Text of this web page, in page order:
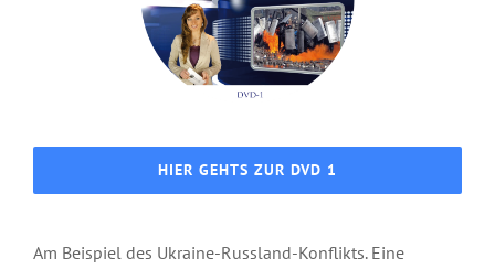
HIER GEHTS ZUR DVD 1
Am Beispiel des Ukraine-Russland-Konflikts. Eine